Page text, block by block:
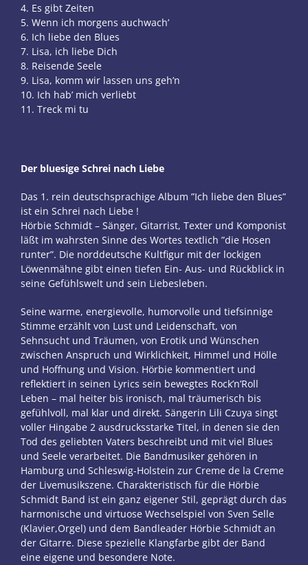
4. Es gibt Zeiten
5. Wenn ich morgens auchwach’
6. Ich liebe den Blues
7. Lisa, ich liebe Dich
8. Reisende Seele
9. Lisa, komm wir lassen uns geh’n
10. Ich hab’ mich verliebt
11. Treck mi tu
Der bluesige Schrei nach Liebe
Das 1. rein deutschsprachige Album ”Ich liebe den Blues”
ist ein Schrei nach Liebe !
Hörbie Schmidt – Sänger, Gitarrist, Texter und Komponist
läßt im wahrsten Sinne des Wortes textlich ”die Hosen
runter”. Die norddeutsche Kultfigur mit der lockigen
Löwenmähne gibt einen tiefen Ein- Aus- und Rückblick in
seine Gefühlswelt und sein Liebesleben.
Seine warme, energievolle, humorvolle und tiefsinnige
Stimme erzählt von Lust und Leidenschaft, von
Sehnsucht und Träumen, von Erotik und Wünschen
zwischen Anspruch und Wirklichkeit, Himmel und Hölle
und Hoffnung und Vision. Hörbie kommentiert und
reflektiert in seinen Lyrics sein bewegtes Rock’n’Roll
Leben – mal heiter bis ironisch, mal träumerisch bis
gefühlvoll, mal klar und direkt. Sängerin Lili Czuya singt
voller Hingabe 2 ausdrucksstarke Titel, in denen sie den
Tod des geliebten Vaters beschreibt und mit viel Blues
und Seele verarbeitet. Die Bandmusiker gehören in
Hamburg und Schleswig-Holstein zur Creme de la Creme
der Livemusikszene. Charakteristisch für die Hörbie
Schmidt Band ist ein ganz eigener Stil, geprägt durch das
harmonische und virtuose Wechselspiel von Sven Selle
(Klavier,Orgel) und dem Bandleader Hörbie Schmidt an
der Gitarre. Diese spezielle Klangfarbe gibt der Band
eine eigene und besondere Note.